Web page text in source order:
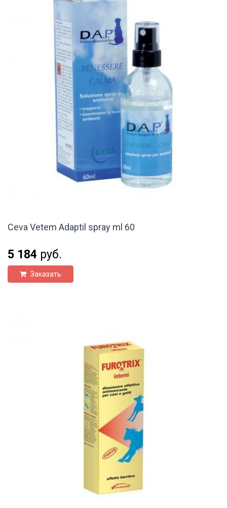
Ceva Vetem Adaptil spray ml 60
5 184 руб.
Заказать